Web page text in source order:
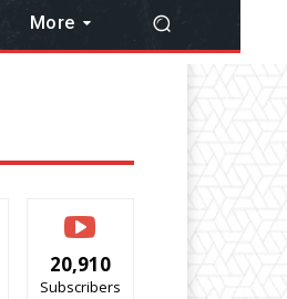
More
20,910
Subscribers